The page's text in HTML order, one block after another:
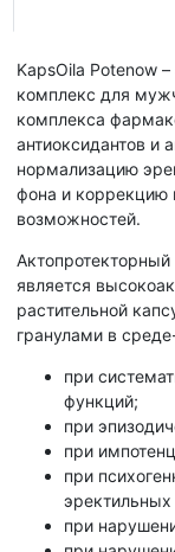
KapsOila Potenow
комплекс для
комплекса
антиоксидантов и
нормализацию
фона и коррекцию
возможностей.
является
растительной
гранулами в
при
функций;
при
при
при
при